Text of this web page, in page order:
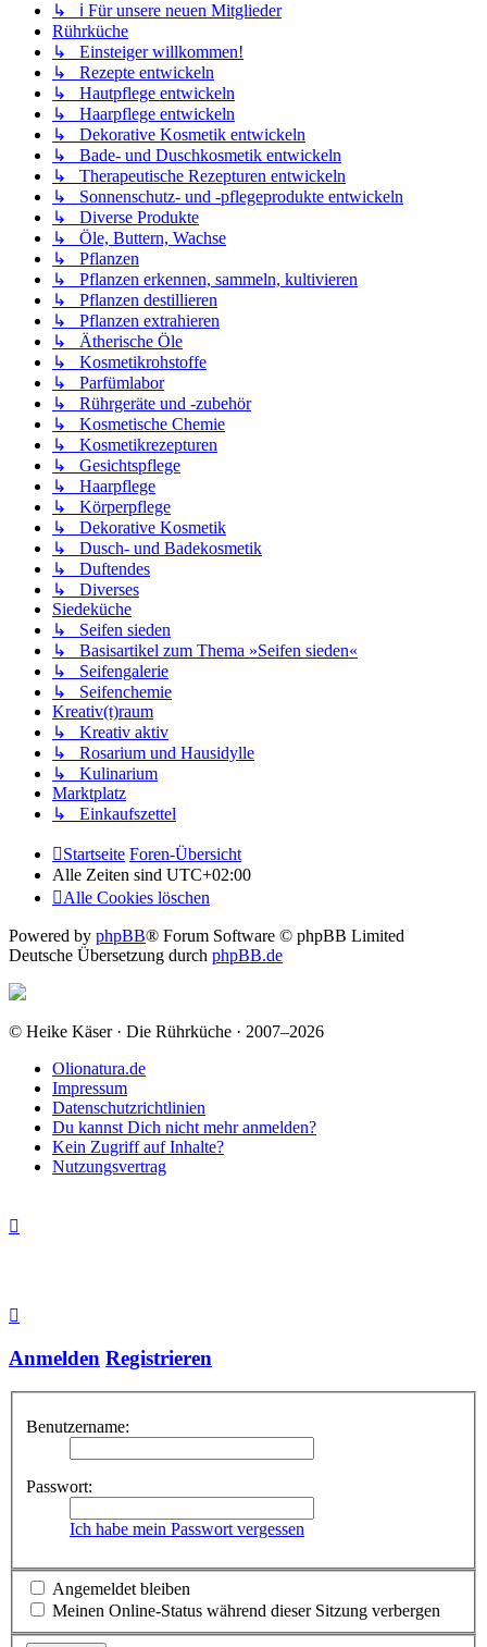
↳ ℹ️ Für unsere neuen Mitglieder
Rührküche
↳ Einsteiger willkommen!
↳ Rezepte entwickeln
↳ Hautpflege entwickeln
↳ Haarpflege entwickeln
↳ Dekorative Kosmetik entwickeln
↳ Bade- und Duschkosmetik entwickeln
↳ Therapeutische Rezepturen entwickeln
↳ Sonnenschutz- und -pflegeprodukte entwickeln
↳ Diverse Produkte
↳ Öle, Buttern, Wachse
↳ Pflanzen
↳ Pflanzen erkennen, sammeln, kultivieren
↳ Pflanzen destillieren
↳ Pflanzen extrahieren
↳ Ätherische Öle
↳ Kosmetikrohstoffe
↳ Parfümlabor
↳ Rührgeräte und -zubehör
↳ Kosmetische Chemie
↳ Kosmetikrezepturen
↳ Gesichtspflege
↳ Haarpflege
↳ Körperpflege
↳ Dekorative Kosmetik
↳ Dusch- und Badekosmetik
↳ Duftendes
↳ Diverses
Siedeküche
↳ Seifen sieden
↳ Basisartikel zum Thema »Seifen sieden«
↳ Seifengalerie
↳ Seifenchemie
Kreativ(t)raum
↳ Kreativ aktiv
↳ Rosarium und Hausidylle
↳ Kulinarium
Marktplatz
↳ Einkaufszettel
Startseite Foren-Übersicht
Alle Zeiten sind UTC+02:00
Alle Cookies löschen
Powered by phpBB® Forum Software © phpBB Limited
Deutsche Übersetzung durch phpBB.de
© Heike Käser · Die Rührküche · 2007–2026
Olionatura.de
Impressum
Datenschutzrichtlinien
Du kannst Dich nicht mehr anmelden?
Kein Zugriff auf Inhalte?
Nutzungsvertrag
Anmelden Registrieren
Benutzername:
Passwort:
Ich habe mein Passwort vergessen
Angemeldet bleiben
Meinen Online-Status während dieser Sitzung verbergen